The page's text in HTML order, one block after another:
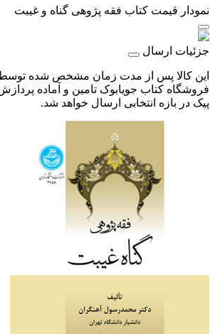
نمودار قیمت کتاب فقه پژوهی گناه و غیبت
جزئیات ارسال
این کالا پس از مدت زمان مشخص شده توسط
فروشگاه کتاب جویابوک تامین و آماده
پیک در بازه انتخابی ارسال خواهد شد.